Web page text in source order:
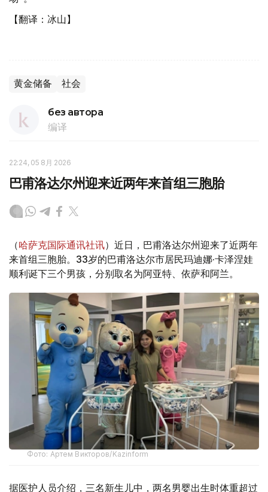
【翻译：冰山】
黄金储备 社会
без автора
编译
22:24, 05 8月 2026
巴甫洛达尔州迎来近两年来首组三胞胎
（哈萨克国际通讯社讯）近日，巴甫洛达尔州迎来了近两年
来首组三胞胎。33岁的巴甫洛达尔市居民玛迪娜·卡泽涅娃
顺利诞下三个男孩，分别取名为阿亚特、依萨和阿兰。
Фото: Артем Викторов/Kazinform
据医护人员介绍，三名新生儿中，两名男婴出生时体重超过